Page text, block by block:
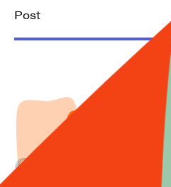
Post
Voir
Ouvrages